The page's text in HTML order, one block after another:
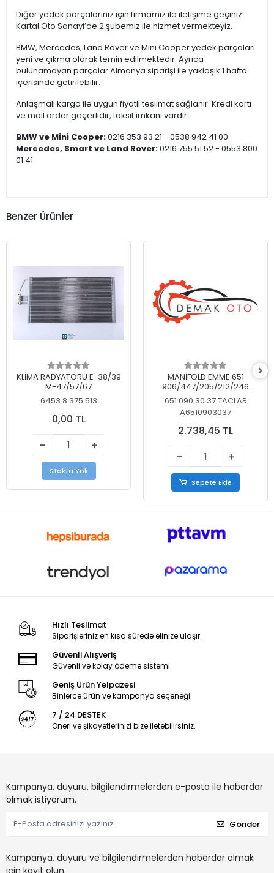
Diğer yedek parçalarınız için firmamız ile iletişime geçiniz.
Kartal Oto Sanayi’de 2 şubemiz ile hizmet vermekteyiz.
BMW, Mercedes, Land Rover ve Mini Cooper yedek parçaları
yeni ve çıkma olarak temin edilmektedir. Ayrıca
bulunamayan parçalar Almanya siparişi ile yaklaşık 1 hafta
içerisinde getirilebilir.
Anlaşmalı kargo ile uygun fiyatlı teslimat sağlanır. Kredi kartı
ve mail order geçerlidir, taksit imkanı vardır.
BMW ve Mini Cooper:0216 353 93 21 - 0538 942 41 00
Mercedes, Smart ve Land Rover:0216 755 51 52 - 0553 800
01 41
Benzer Ürünler
KLİMA RADYATÖRÜ E-38/39
M-47/57/67
6453 8 375 513
0,00 TL
Stokta Yok
MANİFOLD EMME 651
906/447/205/212/246
KELEBEKSİZ
651 090 30 37 TACLAR
A6510903037
2.738,45 TL
Sepete Ekle
Hızlı Teslimat
Siparişleriniz en kısa sürede elinize ulaşır.
Güvenli Alışveriş
Güvenli ve kolay ödeme sistemi
Geniş Ürün Yelpazesi
Binlerce ürün ve kampanya seçeneği
7 / 24 DESTEK
Öneri ve şikayetlerinizi bize iletebilirsiniz.
Kampanya, duyuru, bilgilendirmelerden e-posta ile haberdar
olmak istiyorum.
Gönder
Kampanya, duyuru ve bilgilendirmelerden haberdar olmak
için kayıt olun.